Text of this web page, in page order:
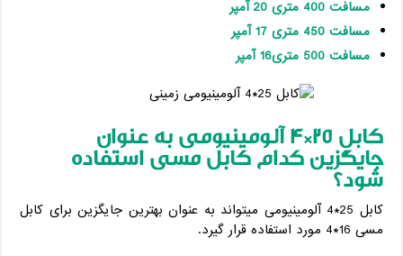
مسافت 400 متری 20 آمپر
مسافت 450 متری 17 آمپر
مسافت 500 متری16 آمپر
کابل 25*4 آلومینیومی به عنوان
جایگزین کدام کابل مسی استفاده
شود؟
کابل 25*4 آلومینیومی میتواند به عنوان بهترین جایگزین برای کابل
مسی 16*4 مورد استفاده قرار گیرد.